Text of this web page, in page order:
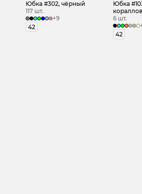
Юбка #302, чёрный
117 шт.
+9
42
Юбка
6 шт.
42